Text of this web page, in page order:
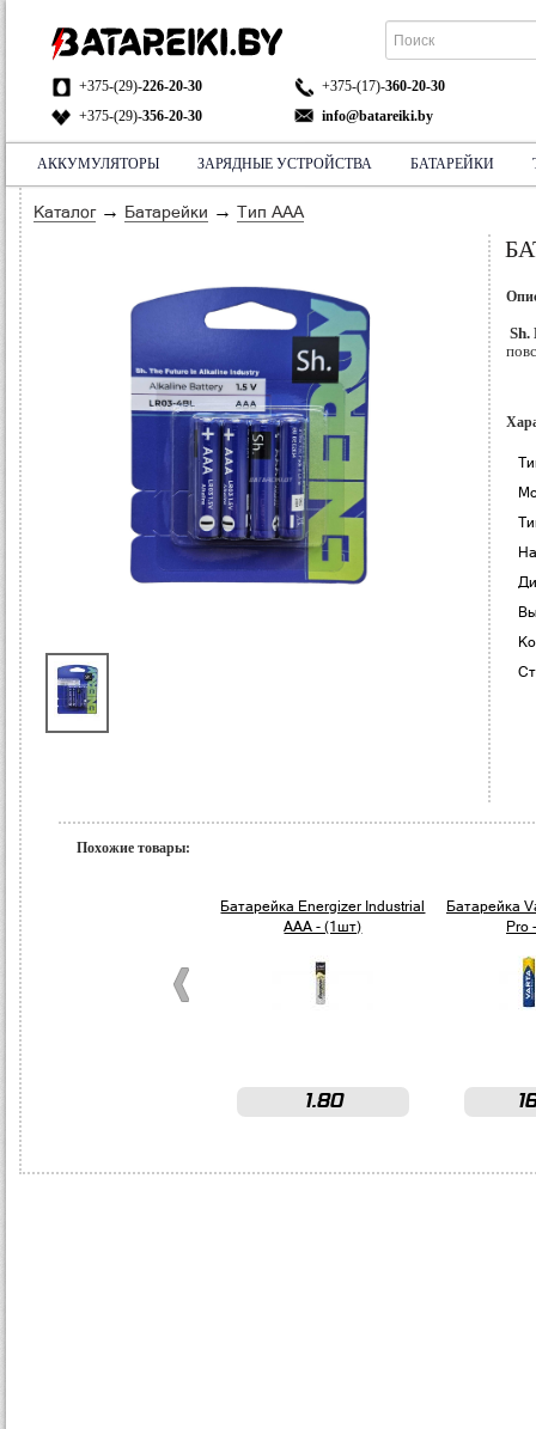
+375-(29)-226-20-30
+375-(29)-356-20-30
+375-(17)-360-20-30
info@batareiki.by
АДРЕС:
НА КАРТЕ
АККУМУЛЯТОРЫ ЗАРЯДНЫЕ УСТРОЙСТВА БАТАРЕЙКИ
Каталог→ Батарейки → Тип ААА
Sh.
Похожие товары:
Батарейка Energizer Industrial
AAA - (1шт)
1.80
Батарейка
Pro